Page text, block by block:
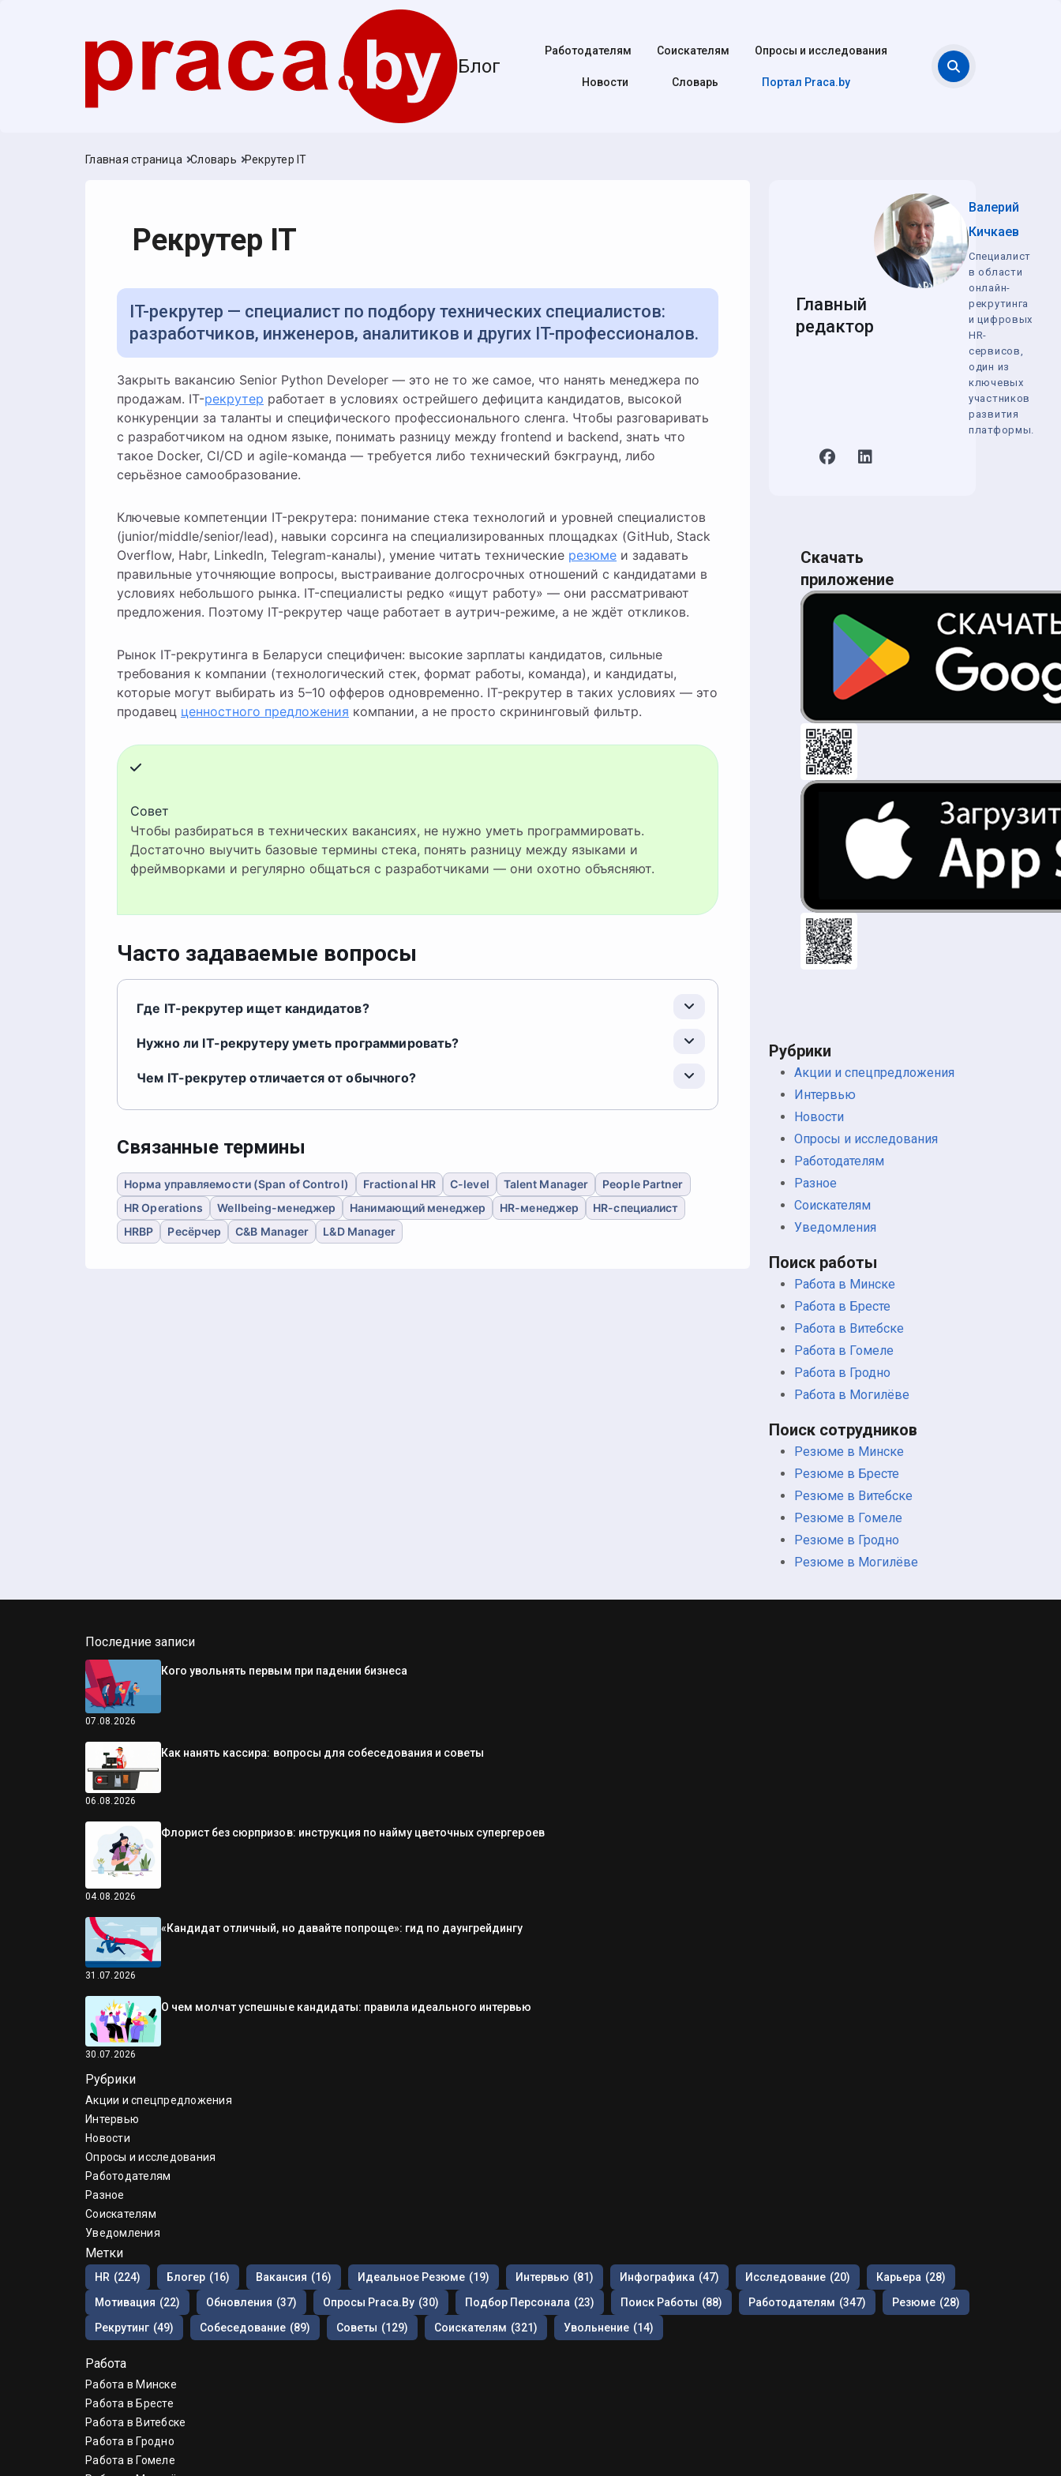
Блог
Работодателям Соискателям Опросы и исследования
Новости Cловарь Портал Praca.by
Главная страница Словарь Рекрутер IT
Рекрутер IT
IT-рекрутер — специалист по подбору технических специалистов:
разработчиков, инженеров, аналитиков и других IT-профессионалов.
Закрыть вакансию Senior Python Developer — это не то же самое, что нанять менеджера по
продажам. IT-рекрутер работает в условиях острейшего дефицита кандидатов, высокой
конкуренции за таланты и специфического профессионального сленга. Чтобы разговаривать
с разработчиком на одном языке, понимать разницу между frontend и backend, знать что
такое Docker, CI/CD и agile-команда — требуется либо технический бэкграунд, либо
серьёзное самообразование.
Ключевые компетенции IT-рекрутера: понимание стека технологий и уровней специалистов
(junior/middle/senior/lead), навыки сорсинга на специализированных площадках (GitHub, Stack
Overflow, Habr, LinkedIn, Telegram-каналы), умение читать технические резюме и задавать
правильные уточняющие вопросы, выстраивание долгосрочных отношений с кандидатами в
условиях небольшого рынка. IT-специалисты редко «ищут работу» — они рассматривают
предложения. Поэтому IT-рекрутер чаще работает в аутрич-режиме, а не ждёт откликов.
Рынок IT-рекрутинга в Беларуси специфичен: высокие зарплаты кандидатов, сильные
требования к компании (технологический стек, формат работы, команда), и кандидаты,
которые могут выбирать из 5–10 офферов одновременно. IT-рекрутер в таких условиях — это
продавец ценностного предложения компании, а не просто скрининговый фильтр.
Совет
Чтобы разбираться в технических вакансиях, не нужно уметь программировать.
Достаточно выучить базовые термины стека, понять разницу между языками и
фреймворками и регулярно общаться с разработчиками — они охотно объясняют.
Часто задаваемые вопросы
Где IT-рекрутер ищет кандидатов?
Нужно ли IT-рекрутеру уметь программировать?
Чем IT-рекрутер отличается от обычного?
Связанные термины
Норма управляемости (Span of Control) Fractional HR C-level Talent Manager
People Partner
HR Operations
Wellbeing-менеджер Нанимающий менеджер HR-менеджер
HR-специалист
HRBP
Ресёрчер C&B Manager L&D Manager
Главный
редактор
Валерий
Кичкаев
Специалист
в области
онлайн-
рекрутинга
и цифровых
HR-
сервисов,
один из
ключевых
участников
развития
платформы.
Скачать
приложение
Рубрики
Акции и спецпредложения
Интервью
Новости
Опросы и исследования
Работодателям
Разное
Соискателям
Уведомления
Поиск работы
Работа в Минске
Работа в Бресте
Работа в Витебске
Работа в Гомеле
Работа в Гродно
Работа в Могилёве
Поиск сотрудников
Резюме в Минске
Резюме в Бресте
Резюме в Витебске
Резюме в Гомеле
Резюме в Гродно
Резюме в Могилёве
Последние записи
07.08.2026
Кого увольнять первым при падении бизнеса
06.08.2026
Как нанять кассира: вопросы для собеседования и советы
04.08.2026
Флорист без сюрпризов: инструкция по найму цветочных супергероев
31.07.2026
«Кандидат отличный, но давайте попроще»: гид по даунгрейдингу
30.07.2026
О чем молчат успешные кандидаты: правила идеального интервью
Рубрики
Акции и спецпредложения
Интервью
Новости
Опросы и исследования
Работодателям
Разное
Соискателям
Уведомления
Метки
HR (224) Блогер (16) Вакансия (16) Идеальное Резюме (19) Интервью (81) Инфографика (47) Исследование (20) Карьера (28)
Мотивация (22) Обновления (37) Опросы Praca.by (30) Подбор Персонала (23) Поиск Работы (88) Работодателям (347) Резюме (28)
Рекрутинг (49) Собеседование (89) Советы (129) Соискателям (321) Увольнение (14)
Работа
Работа в Минске
Работа в Бресте
Работа в Витебске
Работа в Гродно
Работа в Гомеле